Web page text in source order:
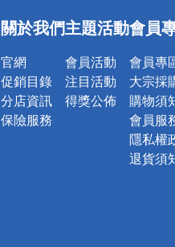
詐騙
關於我們
官網
促銷目錄
分店資訊
保險服務
主題活動
會員活動
注目活動
得獎公佈
會員
會員專
大宗採
購物須
會員服
隱私權
退貨須